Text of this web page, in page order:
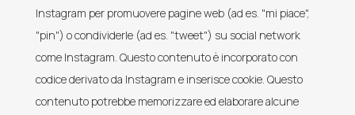
Instagram per promuovere pagine web (ad es. "mi piace",
"pin") o condividerle (ad es. "tweet") su social network
come Instagram. Questo contenuto è incorporato con
codice derivato da Instagram e inserisce cookie. Questo
contenuto potrebbe memorizzare ed elaborare alcune